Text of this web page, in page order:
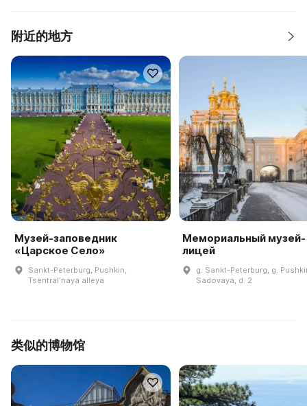
附近的地方
Музей-заповедник
«Царское Село»
Sankt-Peterburg, Pushkin,
Tsentralʹnaya alleya
Мемориальный музей-
лицей
g. Sankt-Peterburg, g.
Sadovaya, d. 2
类似的博物馆